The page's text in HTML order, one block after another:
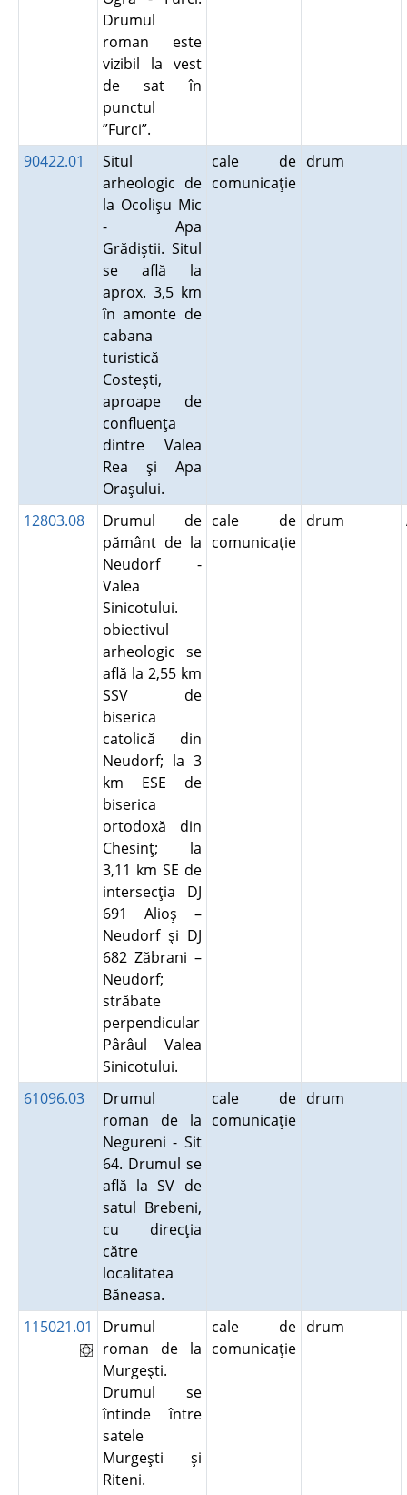
Drumul
roman este
vizibil la vest
de sat în
punctul
”Furci”.
90422.01
Situl
arheologic de
la Ocolişu Mic
- Apa
Grădiştii. Situl
se află la
aprox. 3,5 km
în amonte de
cabana
turistică
Costeşti,
aproape de
confluenţa
dintre Valea
Rea şi Apa
Oraşului.
cale de
comunicaţie
drum
12803.08
Drumul de
pământ de la
Neudorf -
Valea
Sinicotului.
obiectivul
arheologic se
află la 2,55 km
SSV de
biserica
catolică din
Neudorf; la 3
km ESE de
biserica
ortodoxă din
Chesinţ; la
3,11 km SE de
intersecţia DJ
691 Alioş –
Neudorf şi DJ
682 Zăbrani –
Neudorf;
străbate
perpendicular
Pârâul Valea
Sinicotului.
cale de
comunicaţie
drum
61096.03
Drumul
roman de la
Negureni - Sit
64. Drumul se
află la SV de
satul Brebeni,
cu direcţia
către
localitatea
Băneasa.
cale de
comunicaţie
drum
115021.01
Drumul
roman de la
Murgeşti.
Drumul se
întinde între
satele
Murgeşti şi
Riteni.
cale de
comunicaţie
drum